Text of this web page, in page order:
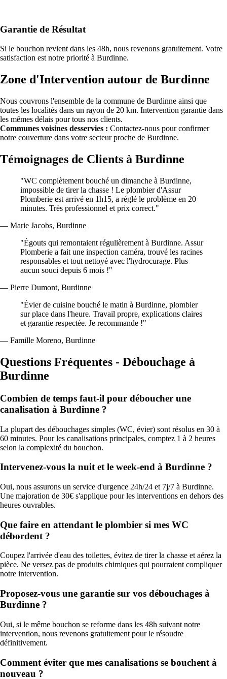
Garantie de Résultat
Si le bouchon revient dans les 48h, nous revenons gratuitement. Votre
satisfaction est notre priorité à Burdinne.
Zone d'Intervention autour de Burdinne
Nous couvrons l'ensemble de la commune de Burdinne ainsi que
toutes les localités dans un rayon de 20 km. Intervention garantie dans
les mêmes délais pour tous nos clients.
Communes voisines desservies : Contactez-nous pour confirmer
notre couverture dans votre secteur proche de Burdinne.
Témoignages de Clients à Burdinne
"WC complètement bouché un dimanche à Burdinne,
impossible de tirer la chasse ! Le plombier d'Assur
Plomberie est arrivé en 1h15, a réglé le problème en 20
minutes. Très professionnel et prix correct."
— Marie Jacobs, Burdinne
"Égouts qui remontaient régulièrement à Burdinne. Assur
Plomberie a fait une inspection caméra, trouvé les racines
responsables et tout nettoyé avec l'hydrocurage. Plus
aucun souci depuis 6 mois !"
— Pierre Dumont, Burdinne
"Évier de cuisine bouché le matin à Burdinne, plombier
sur place dans l'heure. Travail propre, explications claires
et garantie respectée. Je recommande !"
— Famille Moreno, Burdinne
Questions Fréquentes - Débouchage à
Burdinne
Combien de temps faut-il pour déboucher une
canalisation à Burdinne ?
La plupart des débouchages simples (WC, évier) sont résolus en 30 à
60 minutes. Pour les canalisations principales, comptez 1 à 2 heures
selon la complexité du bouchon.
Intervenez-vous la nuit et le week-end à Burdinne ?
Oui, nous assurons un service d'urgence 24h/24 et 7j/7 à Burdinne.
Une majoration de 30€ s'applique pour les interventions en dehors des
heures ouvrables.
Que faire en attendant le plombier si mes WC
débordent ?
Coupez l'arrivée d'eau des toilettes, évitez de tirer la chasse et aérez la
pièce. Ne versez pas de produits chimiques qui pourraient compliquer
notre intervention.
Proposez-vous une garantie sur vos débouchages à
Burdinne ?
Oui, si le même bouchon se reforme dans les 48h suivant notre
intervention, nous revenons gratuitement pour le résoudre
définitivement.
Comment éviter que mes canalisations se bouchent à
nouveau ?